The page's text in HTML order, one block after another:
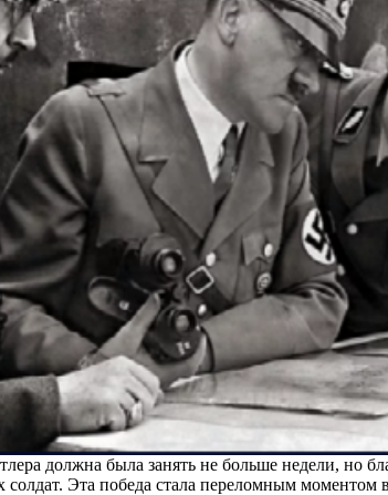
должна была занять не больше недели, но
солдат. Эта победа стала переломным моментом